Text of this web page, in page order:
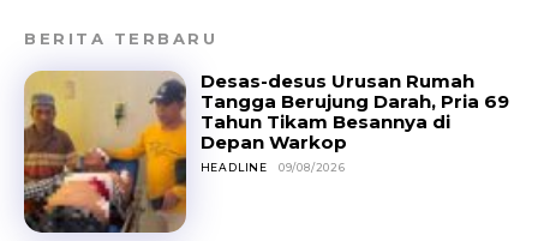
BERITA TERBARU
Desas-desus Urusan Rumah
Tangga Berujung Darah, Pria 69
Tahun Tikam Besannya di
Depan Warkop
HEADLINE 09/08/2026